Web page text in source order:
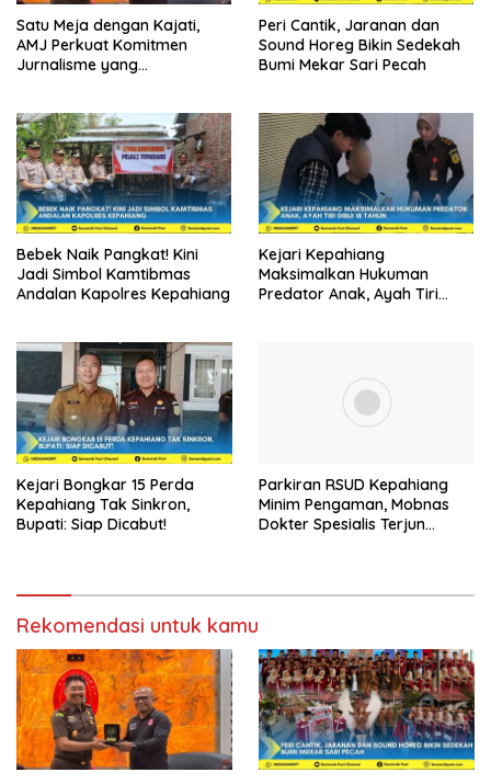
Satu Meja dengan Kajati,
AMJ Perkuat Komitmen
Jurnalisme yang
Peri Cantik, Jaranan dan
Sound Horeg Bikin Sedekah
Bumi Mekar Sari Pecah
Bebek Naik Pangkat! Kini
Jadi Simbol Kamtibmas
Andalan Kapolres Kepahiang
Kejari Kepahiang
Maksimalkan Hukuman
Predator Anak, Ayah Tiri
Kejari Bongkar 15 Perda
Kepahiang Tak Sinkron,
Bupati: Siap Dicabut!
Parkiran RSUD Kepahiang
Minim Pengaman, Mobnas
Dokter Spesialis Terjun
Rekomendasi untuk kamu